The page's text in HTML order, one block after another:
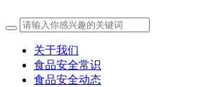
关于我们
食品安全常识
食品安全动态